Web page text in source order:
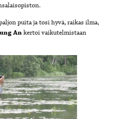
puita ja tosi hyvä, raikas ilma,
Ankertoi vaikutelmistaan